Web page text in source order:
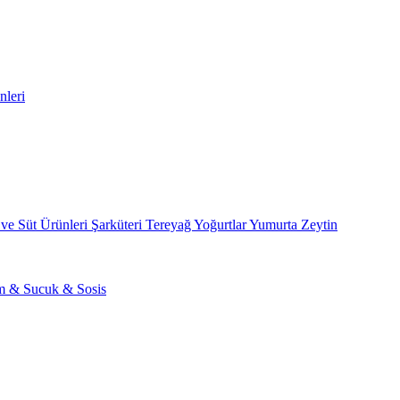
Süt Ürünleri Şarküteri TereyağYoğurtlarYumurta Zeytin
& Sucuk & Sosis